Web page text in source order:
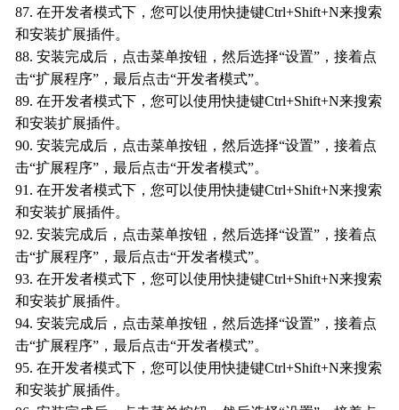
87. 在开发者模式下，您可以使用快捷键Ctrl+Shift+N来搜索
和安装扩展插件。
88. 安装完成后，点击菜单按钮，然后选择“设置”，接着点
击“扩展程序”，最后点击“开发者模式”。
89. 在开发者模式下，您可以使用快捷键Ctrl+Shift+N来搜索
和安装扩展插件。
90. 安装完成后，点击菜单按钮，然后选择“设置”，接着点
击“扩展程序”，最后点击“开发者模式”。
91. 在开发者模式下，您可以使用快捷键Ctrl+Shift+N来搜索
和安装扩展插件。
92. 安装完成后，点击菜单按钮，然后选择“设置”，接着点
击“扩展程序”，最后点击“开发者模式”。
93. 在开发者模式下，您可以使用快捷键Ctrl+Shift+N来搜索
和安装扩展插件。
94. 安装完成后，点击菜单按钮，然后选择“设置”，接着点
击“扩展程序”，最后点击“开发者模式”。
95. 在开发者模式下，您可以使用快捷键Ctrl+Shift+N来搜索
和安装扩展插件。